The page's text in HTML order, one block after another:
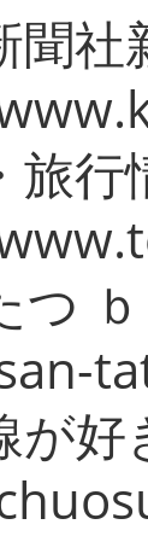
聞社
旅
つ
が